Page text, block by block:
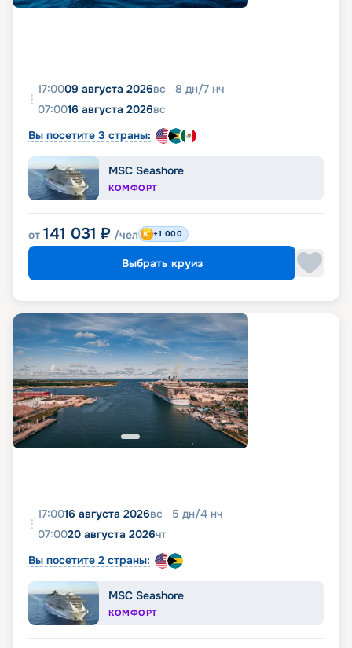
17:0009 августа 2026вс 8 дн/7 нч
07:0016 августа 2026вс
Вы посетите 3 страны:
MSC Seashore
КОМФОРТ
от 141 031 ₽ /чел +1 000
Выбрать круиз
17:0016 августа 2026вс 5 дн/4 нч
07:0020 августа 2026чт
Вы посетите 2 страны:
MSC Seashore
КОМФОРТ